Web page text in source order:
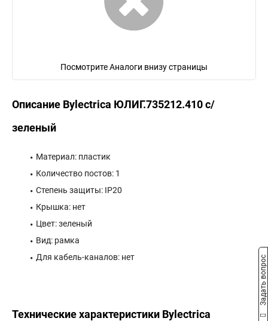
Посмотрите Аналоги внизу страницы
Описание Bylectrica ЮЛИГ.735212.410 с/
зеленый
Материал: пластик
Количество постов: 1
Степень защиты: IP20
Крышка: нет
Цвет: зеленый
Вид: рамка
Для кабель-каналов: нет
Технические характеристики Bylectrica
Задать вопрос